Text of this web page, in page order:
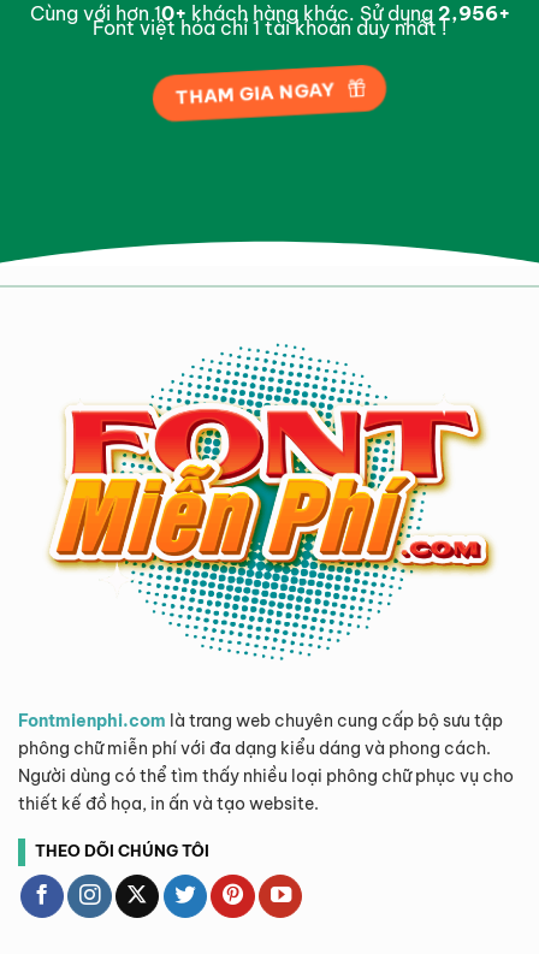
Cùng với hơn 10+ khách hàng khác. Sử dụng 2,997+
Font việt hóa chỉ 1 tài khoản duy nhất !
THAM GIA NGAY
Fontmienphi.com là trang web chuyên cung cấp bộ sưu tập
phông chữ miễn phí với đa dạng kiểu dáng và phong cách.
Người dùng có thể tìm thấy nhiều loại phông chữ phục vụ cho
thiết kế đồ họa, in ấn và tạo website.
THEO DÕI CHÚNG TÔI